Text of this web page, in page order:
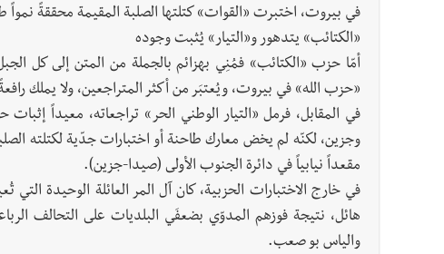
في بيروت، اختبرت «القوات» كتلتها الصلبة المقيمة محققةً نمواً
«الكتائب» يتدهور و«التيار» يُثبت وجوده
أمّا حزب «الكتائب» فمُنِي بهزائم بالجملة من المتن إلى كل
«حزب الله» في بيروت، ويُعتبَر من أكثر المتراجعين، ولا يملك
في المقابل، فرمل «التيار الوطني الحر» تراجعاته، معيداً
وجزين، لكنّه لم يخض معارك طاحنة أو اختبارات جدّية لكتلته
مقعداً نيابياً في دائرة الجنوب الأولى (صيدا-جزين).
في خارج الاختبارات الحزبية، كان آل المر العائلة الوحيدة
هائل، نتيجة فوزهم المدوّي بضعفَي البلديات على التحالف
والياس بو صعب.